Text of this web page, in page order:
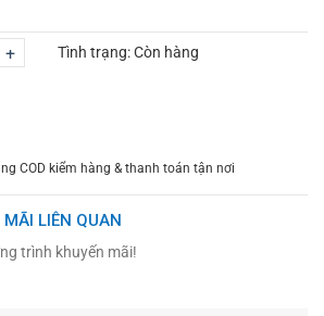
+ Tình trạng:Còn hàng
COD kiểm hàng & thanh toán tận nơi
LIÊN QUAN
trình khuyến mãi!